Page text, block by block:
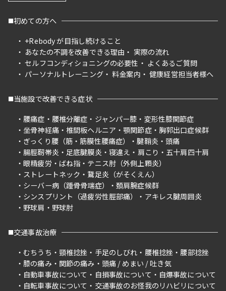
初めての方へ
+Rebody が目指し続けること
あなたの不調を改善できる理由
実際の流れ
セルフコンディショニングの必要性
よくあるご質問
パーソナルトレーニング
料金案内 健康経営担当者様へ
当施設で改善できる症状
腰痛症
腰椎分離症 ジャンパー膝
変形性膝関節症
坐骨神経痛
椎間板ヘルニア 顎関節症
胸郭出口症候群
ぎっくり腰（筋・筋膜性腰痛症）
腱鞘炎
頭痛
腸脛靭帯炎
足底腱膜炎 寝違え 肩こり
五十肩四十肩
眼精疲労
ばね指
テニス肘（外側上顆炎）
ストレートネック
鵞足炎（がそくえん）
シーバー病（踵骨骨端症）
頚肩腕症候群
シンスプリント（過疲労性脛部痛）
アキレス腱周囲炎
野球肩
野球肘
交通事故治療
むちうち
頸椎捻挫 手足のしびれ 腰椎捻挫
腰部捻挫
膝の痛み
関節の痛み
頭痛 / めまい / 吐き気
自動車事故について
自損事故について
自爆事故について
自転車事故について
交通事故のお怪我のリハビリについて